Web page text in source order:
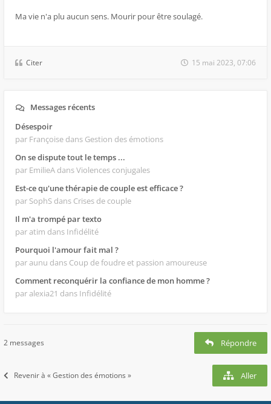
Ma vie n'a plu aucun sens. Mourir pour être soulagé.
Citer 15 mai 2023, 07:06
Messages récents
Désespoir
par Françoise dans Gestion des émotions
On se dispute tout le temps ...
par EmilieA dans Violences conjugales
Est-ce qu'une thérapie de couple est efficace ?
par SophS dans Crises de couple
Il m'a trompé par texto
par atim dans Infidélité
Pourquoi l'amour fait mal ?
par aunu dans Coup de foudre et passion amoureuse
Comment reconquérir la confiance de mon homme ?
par alexia21 dans Infidélité
2 messages Répondre
Revenir à « Gestion des émotions » Aller